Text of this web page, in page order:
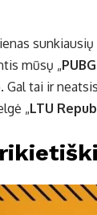
mūsų „
tai ir
„LTU